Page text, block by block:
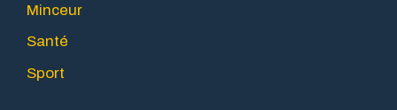
Minceur
Santé
Sport